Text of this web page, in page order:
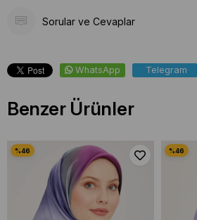
Sorular ve Cevaplar
WhatsApp Telegram
Benzer Ürünler